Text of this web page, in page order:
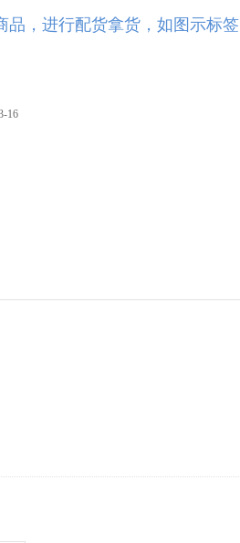
品，进行配货拿货，如图示标签
16